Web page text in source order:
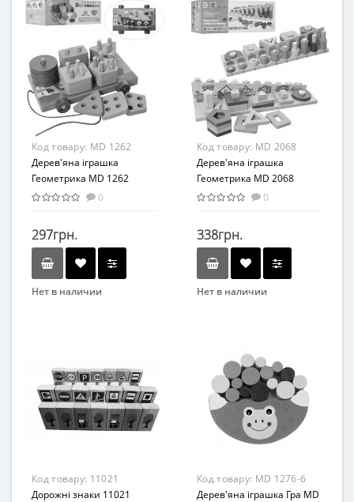
Вид
Возраст
от 3 лет
Материал
Дерево
Вид
Развивающие
Возраст
От 3-х лет
Материал
Дерево
Код товару: MD 1262
Дерев'яна іграшка
Геометрика MD 1262
0
297грн.
Нет в наличии
Сортер
Возраст
от 3 лет
Материал
Код товару: MD 2068
Дерев'яна іграшка
Геометрика MD 2068
0
338грн.
Нет в наличии
Развивающая игрушка
Материал
Дерево
Код товару: 11021
Дорожні знаки 11021
Код товару: MD 1276-6
Дерев'яна іграшка Гра MD